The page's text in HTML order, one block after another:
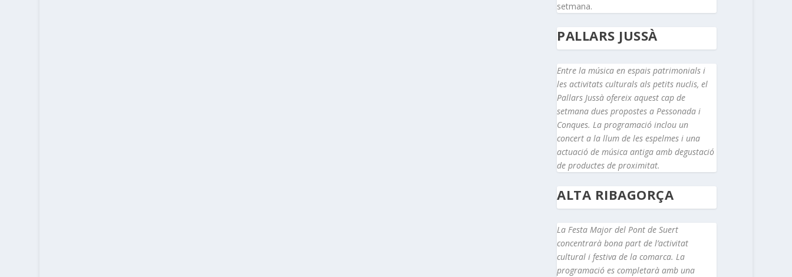
setmana.
PALLARS JUSSÀ
Entre la música en espais patrimonials i
les activitats culturals als petits nuclis, el
Pallars Jussà ofereix aquest cap de
setmana dues propostes a Pessonada i
Conques. La programació inclou un
concert a la llum de les espelmes i una
actuació de música antiga amb degustació
de productes de proximitat.
ALTA RIBAGORÇA
La Festa Major del Pont de Suert
concentrarà bona part de l’activitat
cultural i festiva de la comarca. La
programació es completarà amb una